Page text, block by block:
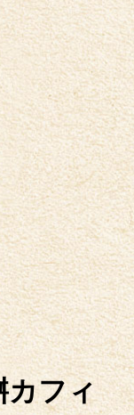
カフィ